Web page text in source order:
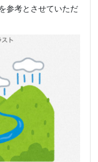
参考とさせていただ